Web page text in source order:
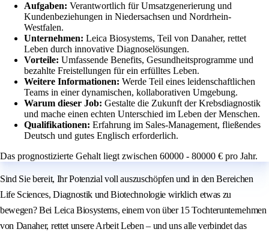
Aufgaben: Verantwortlich für Umsatzgenerierung und
Kundenbeziehungen in Niedersachsen und Nordrhein-
Westfalen.
Unternehmen: Leica Biosystems, Teil von Danaher, rettet
Leben durch innovative Diagnoselösungen.
Vorteile: Umfassende Benefits, Gesundheitsprogramme und
bezahlte Freistellungen für ein erfülltes Leben.
Weitere Informationen: Werde Teil eines leidenschaftlichen
Teams in einer dynamischen, kollaborativen Umgebung.
Warum dieser Job: Gestalte die Zukunft der Krebsdiagnostik
und mache einen echten Unterschied im Leben der Menschen.
Qualifikationen: Erfahrung im Sales-Management, fließendes
Deutsch und gutes Englisch erforderlich.
Das prognostizierte Gehalt liegt zwischen 60000 - 80000 € pro Jahr.
Sind Sie bereit, Ihr Potenzial voll auszuschöpfen und in den Bereichen
Life Sciences, Diagnostik und Biotechnologie wirklich etwas zu
bewegen? Bei Leica Biosystems, einem von über 15 Tochterunternehmen
von Danaher, rettet unsere Arbeit Leben – und uns alle verbindet das